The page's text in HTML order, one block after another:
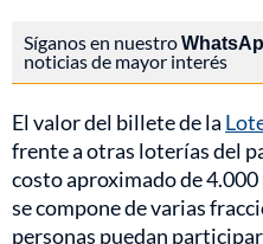
Síganos en nuestro
noticias de mayor interés
El valor del billete de la
frente a otras loterías del
costo aproximado de
se compone de varias
personas puedan